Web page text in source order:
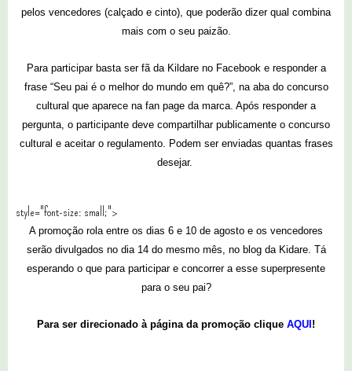
pelos vencedores (calçado e cinto), que poderão dizer qual combina
mais com o seu paizão.
Para participar basta ser fã da Kildare no Facebook e responder a
frase “Seu pai é o melhor do mundo em quê?”, na aba do concurso
cultural que aparece na fan page da marca. Após responder a
pergunta, o participante deve compartilhar publicamente o concurso
cultural e aceitar o regulamento. Podem ser enviadas quantas frases
desejar.
style="font-size: small;">
A promoção rola entre os dias 6 e 10 de agosto e os vencedores
serão divulgados no dia 14 do mesmo mês, no blog da Kidare. Tá
esperando o que para participar e concorrer a esse superpresente
para o seu pai?
Para ser direcionado à página da promoção clique AQUI!